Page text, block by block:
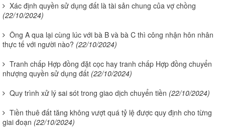
Xác định quyền sử dụng đất là tài sản chung của vợ chồng
(22/10/2024)
Ông A qua lại cùng lúc với bà B và bà C thì công nhận hôn nhân
thực tế với người nào? (22/10/2024)
Tranh chấp Hợp đồng đặt cọc hay tranh chấp Hợp đồng chuyển
nhượng quyền sử dụng đất (22/10/2024)
Quy trình xử lý sai sót trong giao dịch chuyển tiền (22/10/2024)
Tiền thuê đất tăng không vượt quá tỷ lệ được quy định cho từng
giai đoạn (22/10/2024)